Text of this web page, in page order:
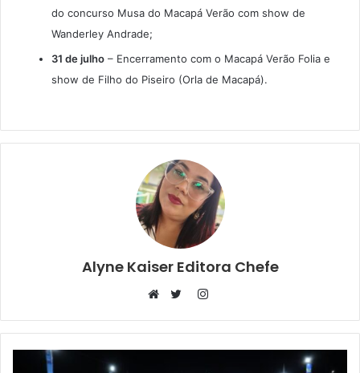
do concurso Musa do Macapá Verão com show de
Wanderley Andrade;
31 de julho – Encerramento com o Macapá Verão Folia e
show de Filho do Piseiro (Orla de Macapá).
Alyne Kaiser Editora Chefe
Instagram